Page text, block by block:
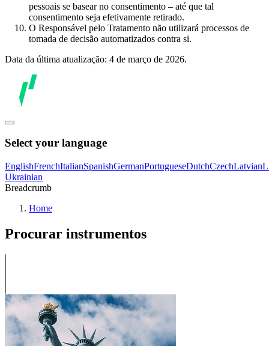
pessoais se basear no consentimento – até que tal
consentimento seja efetivamente retirado.
O Responsável pelo Tratamento não utilizará processos de
tomada de decisão automatizados contra si.
Data da última atualização: 4 de março de 2026.
Select your language
EnglishFrenchItalianSpanishGermanPortugueseDutchCzechLatvian
Ukrainian
Breadcrumb
Home
Procurar instrumentos